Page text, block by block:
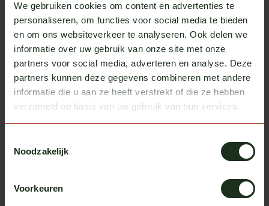
We gebruiken cookies om content en advertenties te
personaliseren, om functies voor social media te bieden
en om ons websiteverkeer te analyseren. Ook delen we
informatie over uw gebruik van onze site met onze
partners voor social media, adverteren en analyse. Deze
partners kunnen deze gegevens combineren met andere
informatie die u aan ze heeft verstrekt of die ze hebben
verzameld op basis van uw gebruik van hun services.
Noodzakelijk
Voorkeuren
Sunvisor 28,5cm Custom Volvo
FH/Aero
In stock
Vepro Oy
Dirt deflectors for Volvo FH
In stock
€149,00